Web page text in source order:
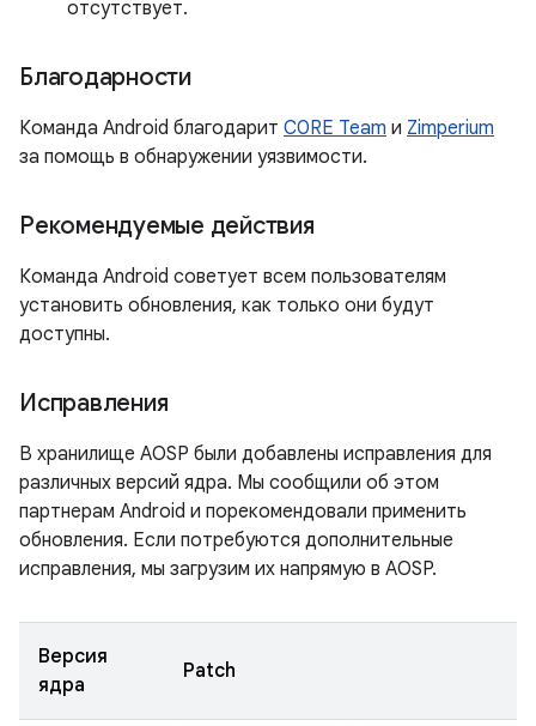
отсутствует.
Благодарности
Команда Android благодарит C0RE Team и Zimperium
за помощь в обнаружении уязвимости.
Рекомендуемые действия
Команда Android советует всем пользователям
установить обновления, как только они будут
доступны.
Исправления
В хранилище AOSP были добавлены исправления для
различных версий ядра. Мы сообщили об этом
партнерам Android и порекомендовали применить
обновления. Если потребуются дополнительные
исправления, мы загрузим их напрямую в AOSP.
Версия
ядра
Patch